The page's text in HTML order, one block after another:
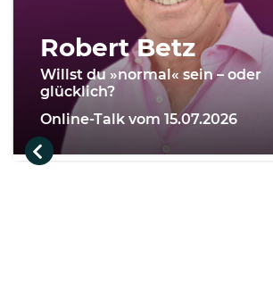
Robert Betz
Willst du »normal« sein – oder
glücklich?
Online-Talk vom 15.07.2026